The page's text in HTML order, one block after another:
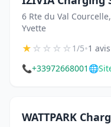
6 Rte du Val
Yvette
★☆☆☆☆1/5•1 avis
📞+33972668001 🌐
WATTPARK